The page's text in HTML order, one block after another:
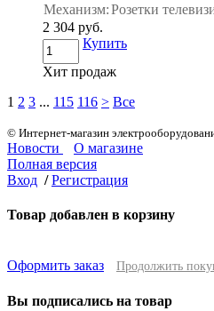
Механизм:Розетки
2 304 руб.
Купить
Хит продаж
1 2 3 ... 115 116 > Все
© Интернет-магазин
Новости
О магазине
Полная версия
Вход / Регистрация
Товар добавлен в корзину
Оформить заказ Продолжить
Вы подписались на товар